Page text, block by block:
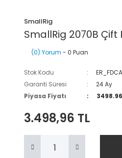
SmallRig
SmallRig 2070B Çift
(0) Yorum - 0 Puan
Stok Kodu
Garanti Süresi
24 Ay
Piyasa Fiyatı
3498.96
3.498,96 TL